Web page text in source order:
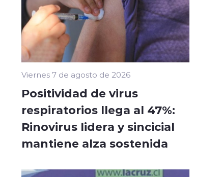
Viernes 7 de agosto de 2026
Positividad de virus
respiratorios llega al 47%:
Rinovirus lidera y sincicial
mantiene alza sostenida